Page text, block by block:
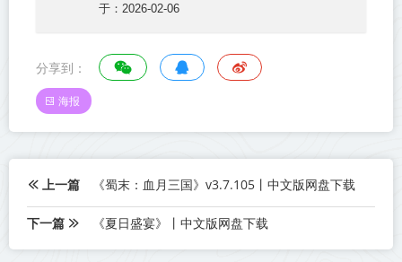
于：2026-02-06
分享到：
海报
上一篇 《蜀末：血月三国》v3.7.105丨中文版网盘下载
下一篇 《夏日盛宴》丨中文版网盘下载